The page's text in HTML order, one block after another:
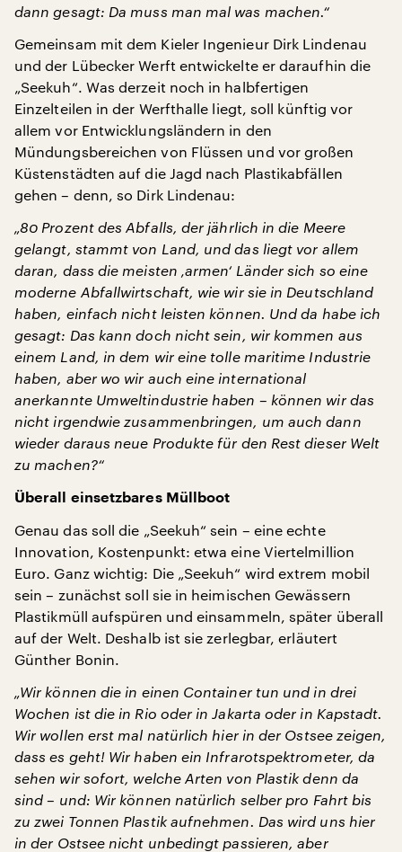
dann gesagt: Da muss man mal was machen.“
Gemeinsam mit dem Kieler Ingenieur Dirk Lindenau
und der Lübecker Werft entwickelte er daraufhin die
„Seekuh“. Was derzeit noch in halbfertigen
Einzelteilen in der Werfthalle liegt, soll künftig vor
allem vor Entwicklungsländern in den
Mündungsbereichen von Flüssen und vor großen
Küstenstädten auf die Jagd nach Plastikabfällen
gehen – denn, so Dirk Lindenau:
„80 Prozent des Abfalls, der jährlich in die Meere
gelangt, stammt von Land, und das liegt vor allem
daran, dass die meisten ‚armen‘ Länder sich so eine
moderne Abfallwirtschaft, wie wir sie in Deutschland
haben, einfach nicht leisten können. Und da habe ich
gesagt: Das kann doch nicht sein, wir kommen aus
einem Land, in dem wir eine tolle maritime Industrie
haben, aber wo wir auch eine international
anerkannte Umweltindustrie haben – können wir das
nicht irgendwie zusammenbringen, um auch dann
wieder daraus neue Produkte für den Rest dieser Welt
zu machen?“
Überall einsetzbares Müllboot
Genau das soll die „Seekuh“ sein – eine echte
Innovation, Kostenpunkt: etwa eine Viertelmillion
Euro. Ganz wichtig: Die „Seekuh“ wird extrem mobil
sein – zunächst soll sie in heimischen Gewässern
Plastikmüll aufspüren und einsammeln, später überall
auf der Welt. Deshalb ist sie zerlegbar, erläutert
Günther Bonin.
„Wir können die in einen Container tun und in drei
Wochen ist die in Rio oder in Jakarta oder in Kapstadt.
Wir wollen erst mal natürlich hier in der Ostsee zeigen,
dass es geht! Wir haben ein Infrarotspektrometer, da
sehen wir sofort, welche Arten von Plastik denn da
sind – und: Wir können natürlich selber pro Fahrt bis
zu zwei Tonnen Plastik aufnehmen. Das wird uns hier
in der Ostsee nicht unbedingt passieren, aber